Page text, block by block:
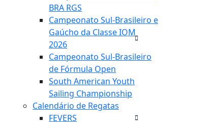
BRA RGS
Campeonato Sul-Brasileiro e
Gaúcho da Classe IOM
2026
Campeonato Sul-Brasileiro
de Fórmula Open
South American Youth
Sailing Championship
Calendário de Regatas
FEVERS